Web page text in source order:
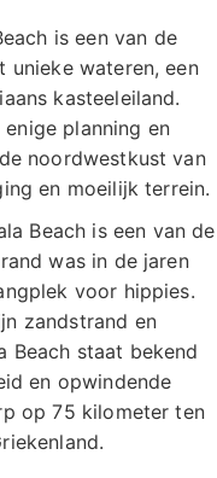
is een van de
unieke wateren, een
kasteeleiland.
planning en
noordwestkust van
en moeilijk terrein.
Beach is een van de
was in de jaren
voor hippies.
zandstrand en
Beach staat bekend
en opwindende
op 75 kilometer ten